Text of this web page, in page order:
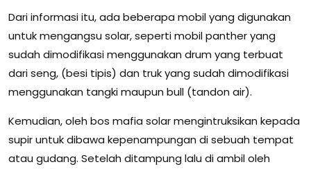
Dari informasi itu, ada beberapa mobil yang digunakan
untuk mengangsu solar, seperti mobil panther yang
sudah dimodifikasi menggunakan drum yang terbuat
dari seng, (besi tipis) dan truk yang sudah dimodifikasi
menggunakan tangki maupun bull (tandon air).
Kemudian, oleh bos mafia solar mengintruksikan kepada
supir untuk dibawa kepenampungan di sebuah tempat
atau gudang. Setelah ditampung lalu di ambil oleh